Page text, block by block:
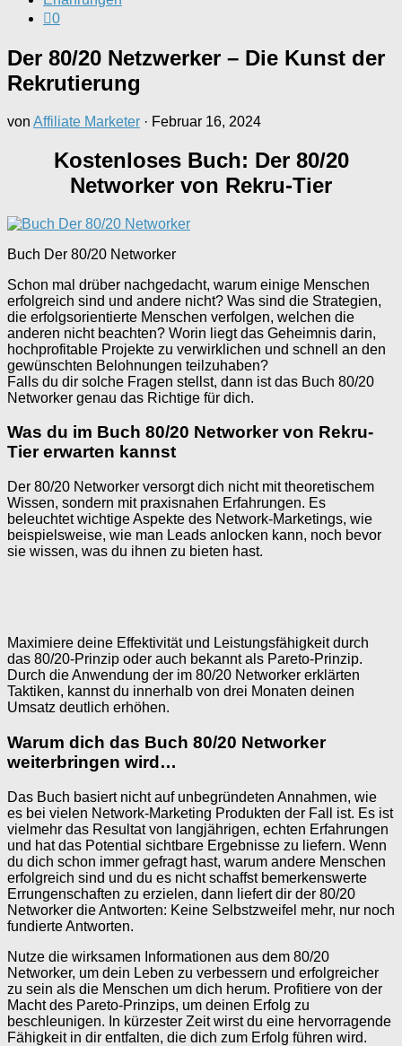
0
Der 80/20 Netzwerker – Die Kunst der
Rekrutierung
von Affiliate Marketer · Februar 16, 2024
Kostenloses Buch: Der 80/20
Networker von Rekru-Tier
Buch Der 80/20 Networker
Schon mal drüber nachgedacht, warum einige Menschen
erfolgreich sind und andere nicht? Was sind die Strategien,
die erfolgsorientierte Menschen verfolgen, welchen die
anderen nicht beachten? Worin liegt das Geheimnis darin,
hochprofitable Projekte zu verwirklichen und schnell an den
gewünschten Belohnungen teilzuhaben?
Falls du dir solche Fragen stellst, dann ist das Buch 80/20
Networker genau das Richtige für dich.
Was du im Buch 80/20 Networker von Rekru-
Tier erwarten kannst
Der 80/20 Networker versorgt dich nicht mit theoretischem
Wissen, sondern mit praxisnahen Erfahrungen. Es
beleuchtet wichtige Aspekte des Network-Marketings, wie
beispielsweise, wie man Leads anlocken kann, noch bevor
sie wissen, was du ihnen zu bieten hast.
Maximiere deine Effektivität und Leistungsfähigkeit durch
das 80/20-Prinzip oder auch bekannt als Pareto-Prinzip.
Durch die Anwendung der im 80/20 Networker erklärten
Taktiken, kannst du innerhalb von drei Monaten deinen
Umsatz deutlich erhöhen.
Warum dich das Buch 80/20 Networker
weiterbringen wird…
Das Buch basiert nicht auf unbegründeten Annahmen, wie
es bei vielen Network-Marketing Produkten der Fall ist. Es ist
vielmehr das Resultat von langjährigen, echten Erfahrungen
und hat das Potential sichtbare Ergebnisse zu liefern. Wenn
du dich schon immer gefragt hast, warum andere Menschen
erfolgreich sind und du es nicht schaffst bemerkenswerte
Errungenschaften zu erzielen, dann liefert dir der 80/20
Networker die Antworten: Keine Selbstzweifel mehr, nur noch
fundierte Antworten.
Nutze die wirksamen Informationen aus dem 80/20
Networker, um dein Leben zu verbessern und erfolgreicher
zu sein als die Menschen um dich herum. Profitiere von der
Macht des Pareto-Prinzips, um deinen Erfolg zu
beschleunigen. In kürzester Zeit wirst du eine hervorragende
Fähigkeit in dir entfalten, die dich zum Erfolg führen wird.